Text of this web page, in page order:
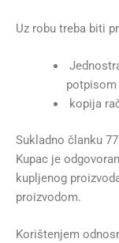
Uz robu treba biti
kopija
Sukladno članku
Kupac je
kupljenog
proizvodom.
Korištenjem